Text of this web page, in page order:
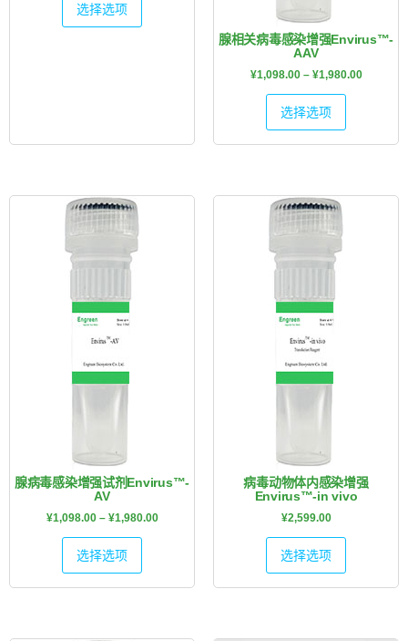
选择选项
腺相关病毒感染增强Envirus™-
AAV
¥1,098.00 – ¥1,980.00
选择选项
腺病毒感染增强试剂Envirus™-
AV
¥1,098.00 – ¥1,980.00
选择选项
病毒动物体内感染增强
Envirus™-in vivo
¥2,599.00
选择选项